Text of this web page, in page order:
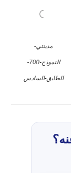
مدينتي-
النموذج-700-
الطابق-السادس